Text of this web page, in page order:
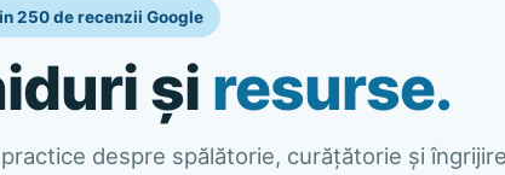
250 de recenzii Google
și resurse.
despre spălătorie, curățătorie și